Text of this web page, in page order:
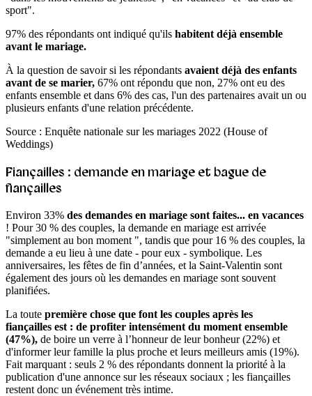
sport".
97% des répondants ont indiqué qu'ils habitent déjà ensemble
avant le mariage.
À la question de savoir si les répondants avaient déjà des enfants
avant de se marier, 67% ont répondu que non, 27% ont eu des
enfants ensemble et dans 6% des cas, l'un des partenaires avait un ou
plusieurs enfants d'une relation précédente.
Source : Enquête nationale sur les mariages 2022 (House of
Weddings)
Fiançailles : demande en mariage et bague de
fiançailles
Environ 33% des demandes en mariage sont faites... en vacances
! Pour 30 % des couples, la demande en mariage est arrivée
"simplement au bon moment ", tandis que pour 16 % des couples, la
demande a eu lieu à une date - pour eux - symbolique. Les
anniversaires, les fêtes de fin d’années, et la Saint-Valentin sont
également des jours où les demandes en mariage sont souvent
planifiées.
La toute première chose que font les couples après les
fiançailles est : de profiter intensément du moment ensemble
(47%), de boire un verre à l’honneur de leur bonheur (22%) et
d'informer leur famille la plus proche et leurs meilleurs amis (19%).
Fait marquant : seuls 2 % des répondants donnent la priorité à la
publication d'une annonce sur les réseaux sociaux ; les fiançailles
restent donc un événement très intime.